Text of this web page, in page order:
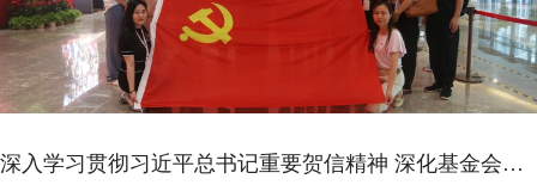
深入学习贯彻习近平总书记重要贺信精神 深化基金会对外交流合作